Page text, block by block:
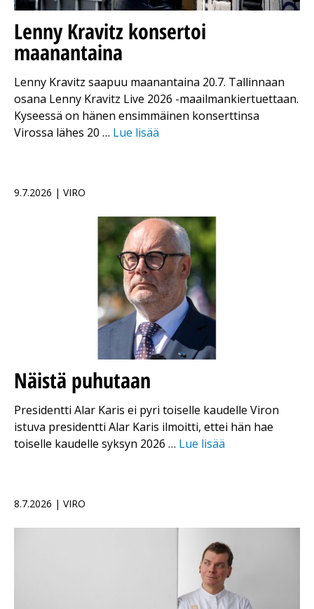
Lenny Kravitz konsertoi
maanantaina
Lenny Kravitz saapuu maanantaina 20.7. Tallinnaan
osana Lenny Kravitz Live 2026 -maailmankiertuettaan.
Kyseessä on hänen ensimmäinen konserttinsa
Virossa lähes 20 … Lue lisää
9.7.2026 | VIRO
Näistä puhutaan
Presidentti Alar Karis ei pyri toiselle kaudelle Viron
istuva presidentti Alar Karis ilmoitti, ettei hän hae
toiselle kaudelle syksyn 2026 … Lue lisää
8.7.2026 | VIRO